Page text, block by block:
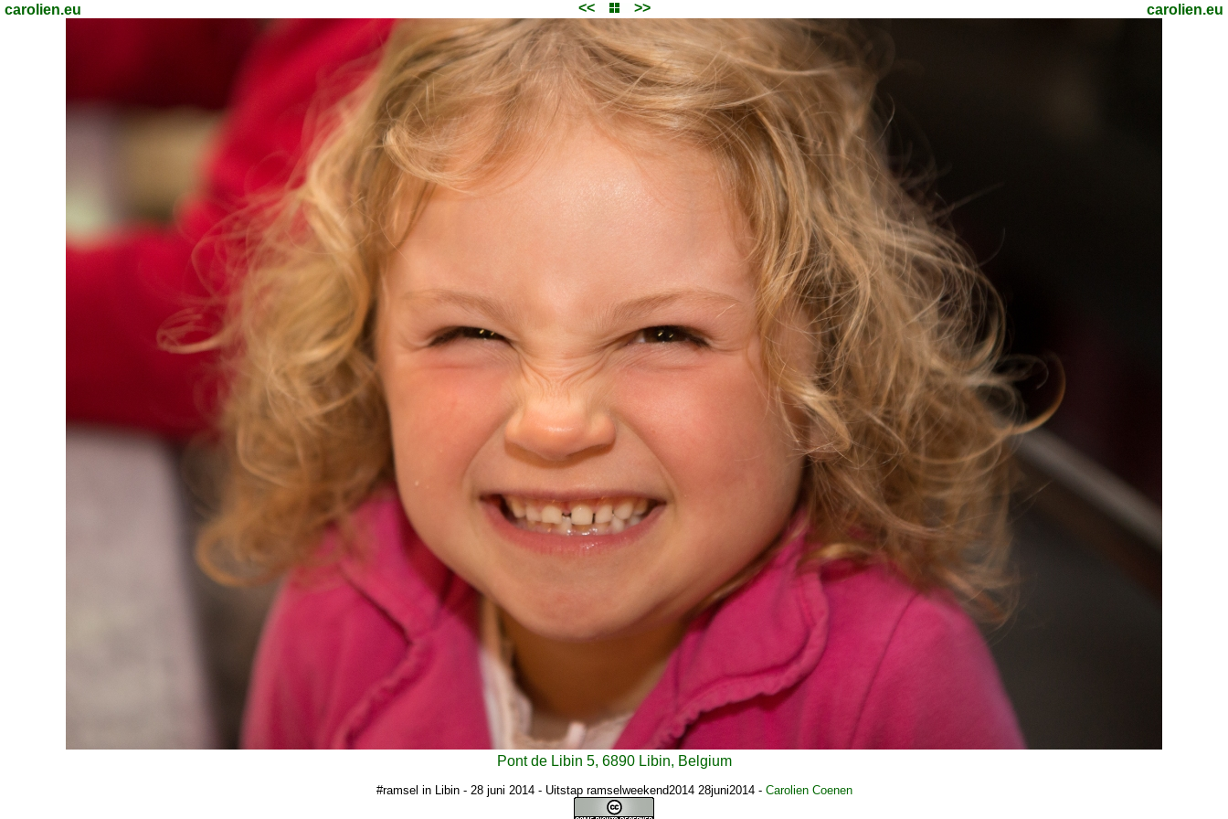
carolien.eu << >> carolien.eu
Pont de Libin 5, 6890 Libin, Belgium
#ramsel in Libin - 28 juni 2014 - Uitstap ramselweekend2014 28juni2014- Carolien Coenen